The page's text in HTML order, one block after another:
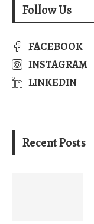
Follow Us
FACEBOOK
INSTAGRAM
LINKEDIN
Recent Posts